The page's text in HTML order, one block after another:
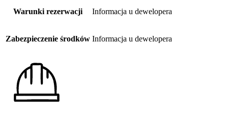
Warunki rezerwacji Informacja u dewelopera
Zabezpieczenie środków Informacja u dewelopera